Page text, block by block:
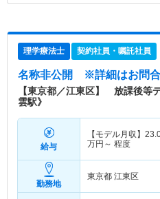
理学療法士 契約社員・嘱託社員
名称非公開 ※詳細はお問合
【東京都／江東区】 放課後等
雲駅》
給与
【モデル月収】
万円～ 程度
勤務地
東京都 江東区